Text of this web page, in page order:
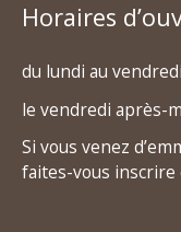
Horaires
du lundi au vendredi
le vendredi après-
Si vous venez
faites-vous inscrire